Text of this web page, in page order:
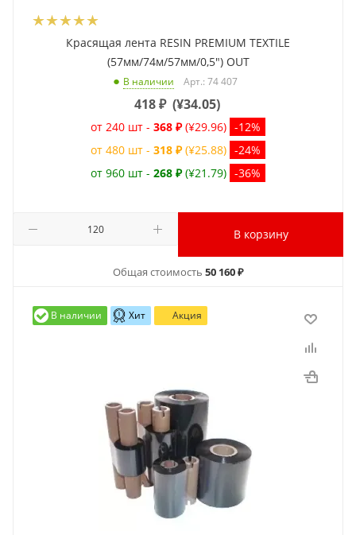
Красящая лента RESIN PREMIUM TEXTILE
(57мм/74м/57мм/0,5") OUT
В наличии Арт.: 74 407
418₽ (¥34.05)
от 240 шт - 368 ₽ (¥29.96) -12%
от 480 шт - 318 ₽ (¥25.88) -24%
от 960 шт - 268 ₽ (¥21.79) -36%
В корзину
Общая стоимость 50 160 ₽
В наличии Хит Акция